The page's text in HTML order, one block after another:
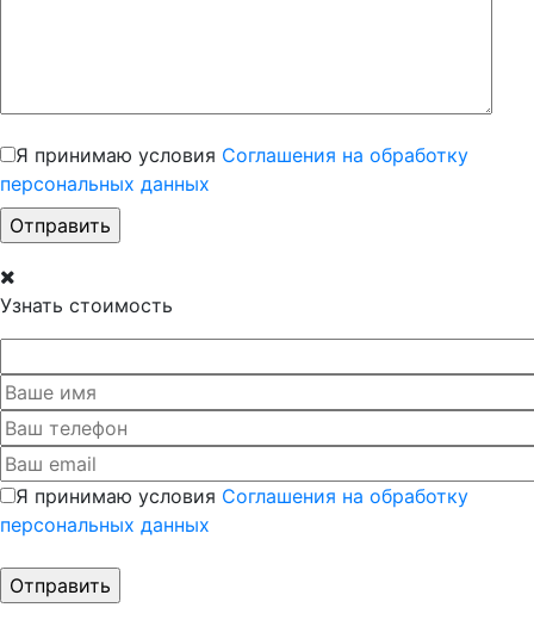
Я принимаю условия Соглашения на обработку
персональных данных
Узнать стоимость
Я принимаю условия Соглашения на обработку
персональных данных